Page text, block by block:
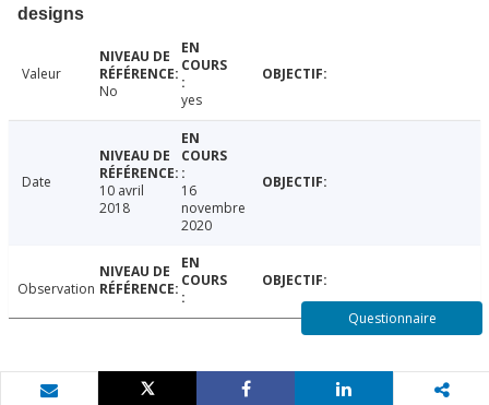
designs
Valeur
No
yes
Date
10 avril
2018
16
novembre
2020
Observation
Questionnaire